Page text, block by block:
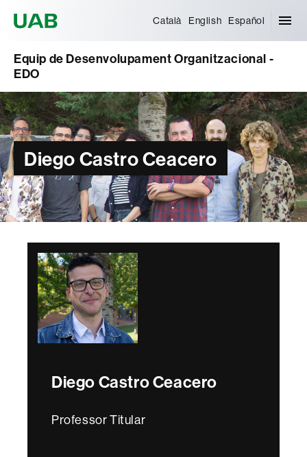
Català English Español
Equip de Desenvolupament Organitzacional -
EDO
Diego Castro Ceacero
Diego Castro Ceacero
Professor Titular